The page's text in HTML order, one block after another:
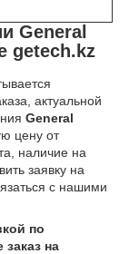
General
getech.kz
актуальной
General
цену от
наличие на
заявку на
с нашими
по
на